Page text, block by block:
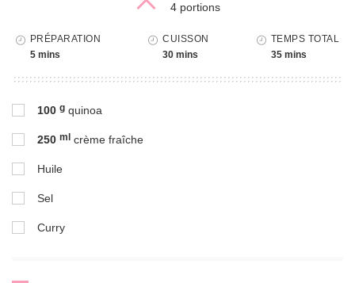
4 portionsParts
PRÉPARATION
5 mins
CUISSON
30 mins
TEMPS TOTAL
35 mins
100 g quinoa
250 ml crème fraîche
Huile
Sel
Curry